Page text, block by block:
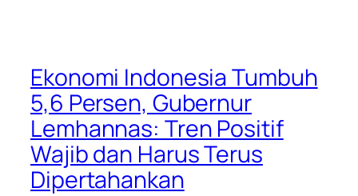
Ekonomi Indonesia Tumbuh
5,6 Persen, Gubernur
Lemhannas: Tren Positif
Wajib dan Harus Terus
Dipertahankan